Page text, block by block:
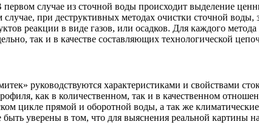
случае из сточной воды происходит выделение
при деструктивных методах очистки сточной
реакции в виде газов, или осадков. Для каждого
так и в качестве составляющих технологической
руководствуются характеристиками и свойствами
как в количественном, так и в качественном
цикле прямой и оборотной воды, а так же
уверены в том, что для выяснения реальной картины